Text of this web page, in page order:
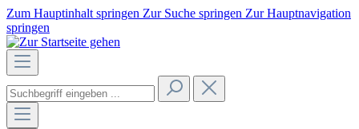
Zum Hauptinhalt springen Zur Suche springen Zur Hauptnavigation
springen